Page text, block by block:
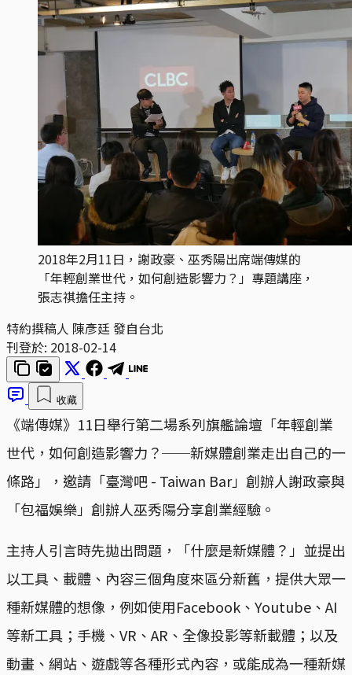
2018年2月11日，謝政豪、巫秀陽出席端傳媒的
「年輕創業世代，如何創造影響力？」專題講座，
張志祺擔任主持。
特約撰稿人 陳彥廷 發自台北
刊登於: 2018-02-14
收藏
《端傳媒》11日舉行第二場系列旗艦論壇「年輕創業
世代，如何創造影響力？──新媒體創業走出自己的一
條路」，邀請「臺灣吧 - Taiwan Bar」創辦人謝政豪與
「包福娛樂」創辦人巫秀陽分享創業經驗。
主持人引言時先拋出問題，「什麼是新媒體？」並提出
以工具、載體、內容三個角度來區分新舊，提供大眾一
種新媒體的想像，例如使用Facebook、Youtube、AI
等新工具；手機、VR、AR、全像投影等新載體；以及
動畫、網站、遊戲等各種形式內容，或能成為一種新媒